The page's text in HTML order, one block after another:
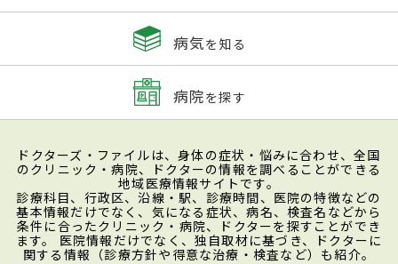
病気を知る
病院を探す
ドクターズ・ファイルは、身体の症状・悩みに合わせ、全国
のクリニック・病院、ドクターの情報を調べることができる
地域医療情報サイトです。
診療科目、行政区、沿線・駅、診療時間、医院の特徴などの
基本情報だけでなく、気になる症状、病名、検査名などから
条件に合ったクリニック・病院、ドクターを探すことができ
ます。 医院情報だけでなく、独自取材に基づき、ドクターに
関する情報（診療方針や得意な治療・検査など）も紹介。